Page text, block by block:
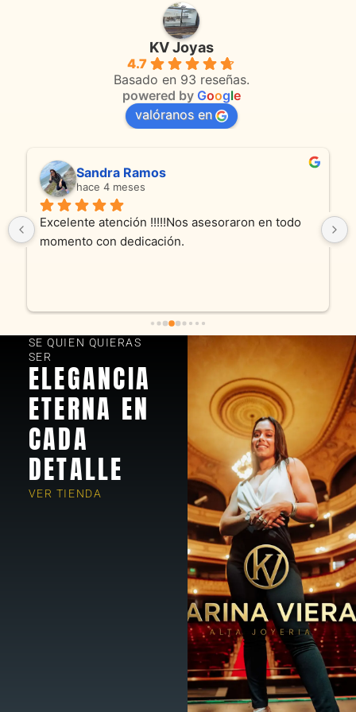
KV Joyas
4.7
Basado en 93 reseñas.
powered by Google
valóranos en
Sandra Ramos
hace 4 meses
Excelente atención !!!!!Nos asesoraron en todo
momento con dedicación.
SE QUIEN QUIERAS
SER
ELEGANCIA
ETERNA EN
CADA
DETALLE
VER TIENDA